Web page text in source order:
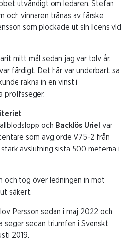
utvändigt om ledaren. Stefan
och vinnaren tränas av färske
som plockade ut sin licens vid
mitt mål sedan jag var tolv år,
färdigt. Det här var underbart, sa
räkna in en vinst i
proffsseger.
och Backlös Uriel var
som avgjorde V75-2 från
avslutning sista 500 meterna i
och tog över ledningen in mot
säkert.
Persson sedan i maj 2022 och
seger sedan triumfen i Svenskt
2019.